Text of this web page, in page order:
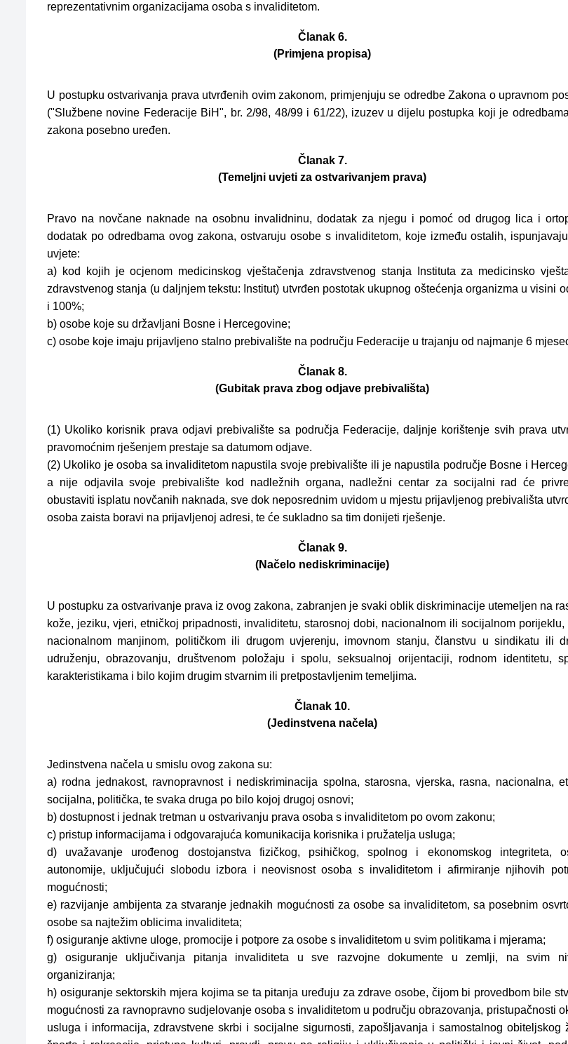
reprezentativnim organizacijama osoba s invaliditetom.
Članak 6.
(Primjena propisa)
U postupku ostvarivanja prava utvrđenih ovim zakonom, primjenjuju se odredbe Zakona o upravnom
("Službene novine Federacije BiH", br. 2/98, 48/99 i 61/22), izuzev u dijelu postupka koji je
zakona posebno uređen.
Članak 7.
(Temeljni uvjeti za ostvarivanjem prava)
Pravo na novčane naknade na osobnu invalidninu, dodatak za njegu i pomoć od drugog lica i
dodatak po odredbama ovog zakona, ostvaruju osobe s invaliditetom, koje između ostalih,
uvjete:
a) kod kojih je ocjenom medicinskog vještačenja zdravstvenog stanja Instituta za medicinsko
zdravstvenog stanja (u daljnjem tekstu: Institut) utvrđen postotak ukupnog oštećenja organizma u visini
i 100%;
b) osobe koje su državljani Bosne i Hercegovine;
c) osobe koje imaju prijavljeno stalno prebivalište na području Federacije u trajanju od najmanje 6
Članak 8.
(Gubitak prava zbog odjave prebivališta)
(1) Ukoliko korisnik prava odjavi prebivalište sa područja Federacije, daljnje korištenje svih prava
pravomoćnim rješenjem prestaje sa datumom odjave.
(2) Ukoliko je osoba sa invaliditetom napustila svoje prebivalište ili je napustila područje Bosne i
a nije odjavila svoje prebivalište kod nadležnih organa, nadležni centar za socijalni rad će
obustaviti isplatu novčanih naknada, sve dok neposrednim uvidom u mjestu prijavljenog prebivališta
osoba zaista boravi na prijavljenoj adresi, te će sukladno sa tim donijeti rješenje.
Članak 9.
(Načelo nediskriminacije)
U postupku za ostvarivanje prava iz ovog zakona, zabranjen je svaki oblik diskriminacije utemeljen na
kože, jeziku, vjeri, etničkoj pripadnosti, invaliditetu, starosnoj dobi, nacionalnom ili socijalnom porijeklu,
nacionalnom manjinom, političkom ili drugom uvjerenju, imovnom stanju, članstvu u sindikatu ili
udruženju, obrazovanju, društvenom položaju i spolu, seksualnoj orijentaciji, rodnom identitetu,
karakteristikama i bilo kojim drugim stvarnim ili pretpostavljenim temeljima.
Članak 10.
(Jedinstvena načela)
Jedinstvena načela u smislu ovog zakona su:
a) rodna jednakost, ravnopravnost i nediskriminacija spolna, starosna, vjerska, rasna, nacionalna,
socijalna, politička, te svaka druga po bilo kojoj drugoj osnovi;
b) dostupnost i jednak tretman u ostvarivanju prava osoba s invaliditetom po ovom zakonu;
c) pristup informacijama i odgovarajuća komunikacija korisnika i pružatelja usluga;
d) uvažavanje urođenog dostojanstva fizičkog, psihičkog, spolnog i ekonomskog integriteta,
autonomije, uključujući slobodu izbora i neovisnost osoba s invaliditetom i afirmiranje njihovih
mogućnosti;
e) razvijanje ambijenta za stvaranje jednakih mogućnosti za osobe sa invaliditetom, sa posebnim
osobe sa najtežim oblicima invaliditeta;
f) osiguranje aktivne uloge, promocije i potpore za osobe s invaliditetom u svim politikama i mjerama;
g) osiguranje uključivanja pitanja invaliditeta u sve razvojne dokumente u zemlji, na svim
organiziranja;
h) osiguranje sektorskih mjera kojima se ta pitanja uređuju za zdrave osobe, čijom bi provedbom bile
mogućnosti za ravnopravno sudjelovanje osoba s invaliditetom u području obrazovanja, pristupačnosti
usluga i informacija, zdravstvene skrbi i socijalne sigurnosti, zapošljavanja i samostalnog obiteljskog